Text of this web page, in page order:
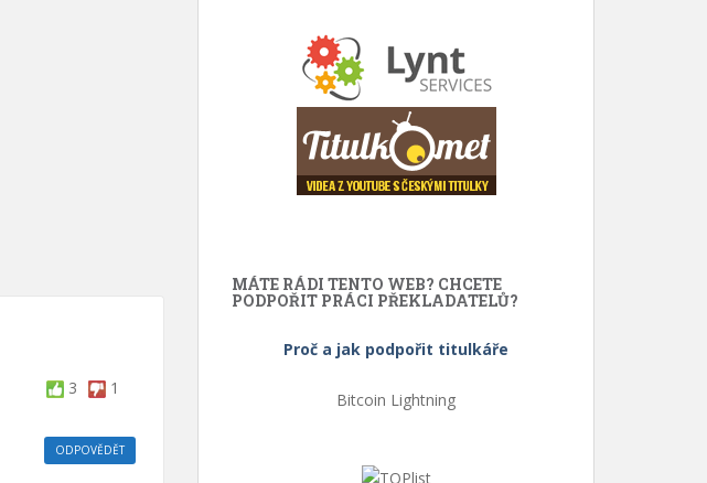
3 1
ODPOVĚDĚT
MÁTE RÁDI TENTO WEB? CHCETE
PODPOŘIT PRÁCI PŘEKLADATELŮ?
Proč a jak podpořit titulkáře
Bitcoin Lightning